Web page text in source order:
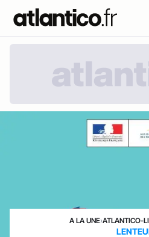
A LA UNE›ATLANTICO-